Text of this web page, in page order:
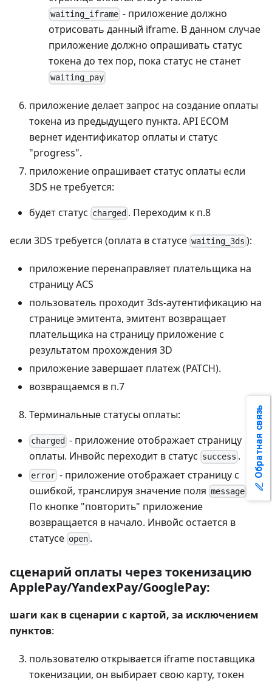
waiting_iframe - приложение должно
отрисовать данный iframe. В данном случае
приложение должно опрашивать статус
токена до тех пор, пока статус не станет
waiting_pay
приложение делает запрос на создание оплаты
токена из предыдущего пункта. API ECOM
вернет идентификатор оплаты и статус
"progress".
приложение опрашивает статус оплаты если
3DS не требуется:
будет статус charged . Переходим к п.8
если 3DS требуется (оплата в статусе waiting_3ds ):
приложение перенаправляет плательщика на
страницу ACS
пользователь проходит 3ds-аутентификацию на
странице эмитента, эмитент возвращает
плательщика на страницу приложение с
результатом прохождения 3D
приложение завершает платеж (PATCH).
возвращаемся в п.7
Терминальные статусы оплаты:
charged - приложение отображает страницу
оплаты. Инвойс переходит в статус success .
error - приложение отображает страницу с
ошибкой, транслируя значение поля message
По кнопке "повторить" приложение
возвращается в начало. Инвойс остается в
статусе open .
сценарий оплаты через токенизацию
ApplePay/YandexPay/GooglePay:
шаги как в сценарии с картой, за исключением
пунктов:
пользователю открывается iframe поставщика
токенизации, он выбирает свою карту, токен
Обратная связь